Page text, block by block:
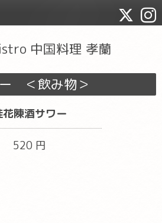
中国料理 孝蘭
＜飲み物＞
花陳酒サワー
520 円